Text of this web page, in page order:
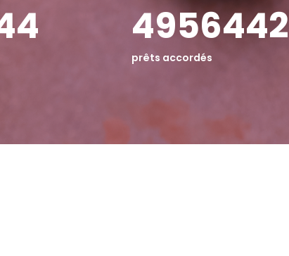
4976819
prêts accordés